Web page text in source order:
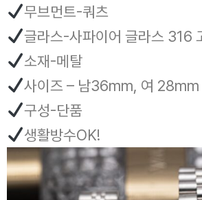
무브먼트-쿼츠
글라스-사파이어 글라스 316
소재-메탈
사이즈 – 남36mm, 여 28mm
구성-단품
생활방수OK!